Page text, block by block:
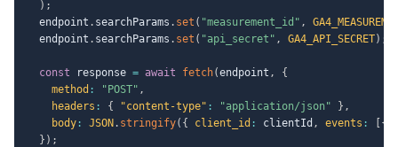
) ;
  endpoint
. searchParams . set ( "measurement_id" ,
  endpoint
. searchParams . set ( "api_secret" , GA4_API_SECRET) ;
const response = await fetch(endpoint ,
{
method : "POST" ,
headers : { "content-type" : "application/json" } ,
body : JSON . stringify( { client_id : clientId , events : {
} ) ;